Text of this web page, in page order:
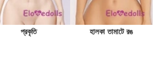
প্রকৃতি হালকা তামাটে রঙ